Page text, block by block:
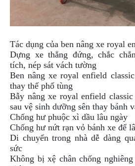
TAI
NGHE
GẮN
MŨ
BẢO
HIỂM
BỘ
VÁ
XE
STOP
AND
GO
Tác dụng của ben nâng xe royal
Dựng xe thẳng đứng, chắc
tích, nép sát vách tường
Ben nâng xe royal enfield
thay thế phố tùng
Bẫy nâng xe royal enfield
sau vệ sinh dưỡng sên thay bánh
Chống hư phuộc xì dầu lâu ngày
Chống hư nứt rạn vỏ bánh xe để
Di chuyển trong nhà dễ dàng
sức
Không bị xệ chân chống